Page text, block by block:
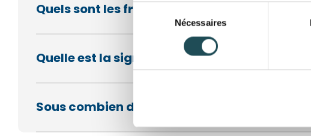
consentement
Nécessaires
Quels sont les frais de transport ?
Quelle est la signification de circonférence
Sous combien de temps vais je être livré ?